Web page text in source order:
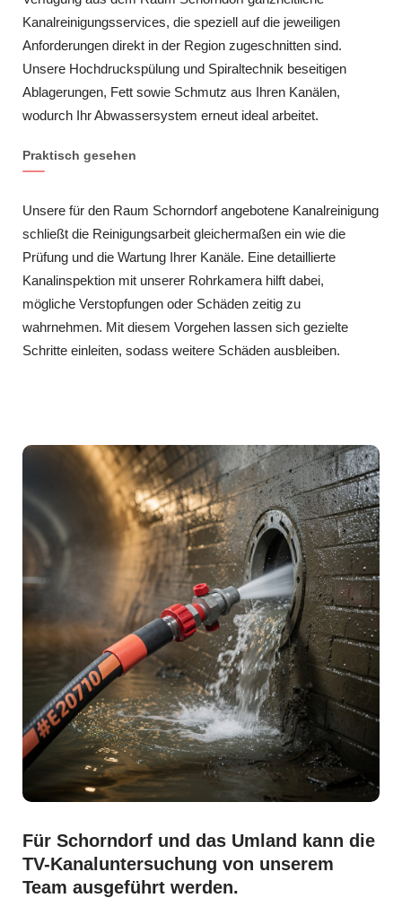
Kanalreinigungsservices, die speziell auf die jeweiligen
Anforderungen direkt in der Region zugeschnitten sind.
Unsere Hochdruckspülung und Spiraltechnik beseitigen
Ablagerungen, Fett sowie Schmutz aus Ihren Kanälen,
wodurch Ihr Abwassersystem erneut ideal arbeitet.
Praktisch gesehen
Unsere für den Raum Schorndorf angebotene Kanalreinigung
schließt die Reinigungsarbeit gleichermaßen ein wie die
Prüfung und die Wartung Ihrer Kanäle. Eine detaillierte
Kanalinspektion mit unserer Rohrkamera hilft dabei,
mögliche Verstopfungen oder Schäden zeitig zu
wahrnehmen. Mit diesem Vorgehen lassen sich gezielte
Schritte einleiten, sodass weitere Schäden ausbleiben.
Für Schorndorf und das Umland kann die
TV-Kanaluntersuchung von unserem
Team ausgeführt werden.